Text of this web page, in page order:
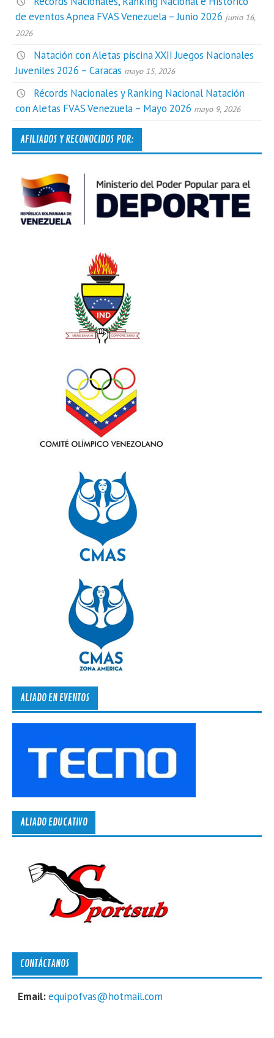
de eventos Apnea FVAS Venezuela – Junio 2026 junio 16,
2026
Natación con Aletas piscina XXII Juegos Nacionales
Juveniles 2026 – Caracas mayo 15, 2026
Récords Nacionales y Ranking Nacional Natación
con Aletas FVAS Venezuela – Mayo 2026 mayo 9, 2026
AFILIADOS Y RECONOCIDOS POR:
ALIADO EN EVENTOS
ALIADO EDUCATIVO
CONTÁCTANOS
Email:equipofvas@hotmail.com